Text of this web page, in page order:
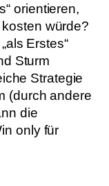
orientieren,
würde?
Erstes“
Sturm
Strategie
(durch andere
die
only für